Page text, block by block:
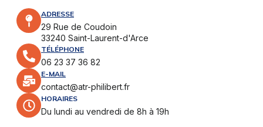
ADRESSE
29 Rue de Coudoin
33240 Saint-Laurent-d'Arce
TÉLÉPHONE
06 23 37 36 82
E-MAIL
contact@atr-philibert.fr
HORAIRES
Du lundi au vendredi de 8h à 19h